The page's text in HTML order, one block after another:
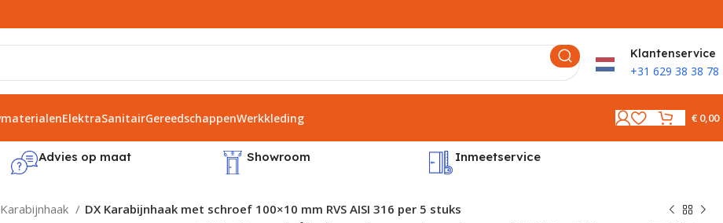
Klantenservice
+31 629 38 38 78
ElektraSanitairGereedschappenWerkkleding €0,00
Advies op maat Showroom Inmeetservice
Karabijnhaak DX Karabijnhaak met schroef 100×10 mm RVS AISI 316 per 5 stuks